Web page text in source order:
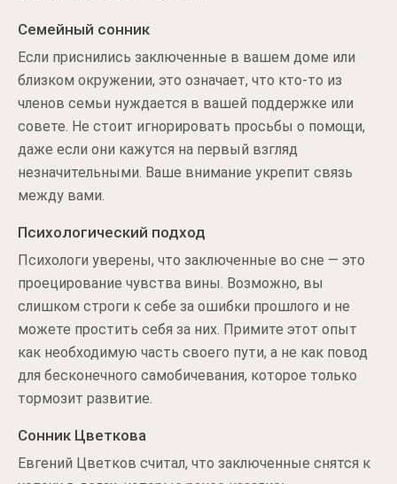
Семейный сонник
Если приснились заключенные в вашем доме или
близком окружении, это означает, что кто-то из
членов семьи нуждается в вашей поддержке или
совете. Не стоит игнорировать просьбы о помощи,
даже если они кажутся на первый взгляд
незначительными. Ваше внимание укрепит связь
между вами.
Психологический подход
Психологи уверены, что заключенные во сне — это
проецирование чувства вины. Возможно, вы
слишком строги к себе за ошибки прошлого и не
можете простить себя за них. Примите этот опыт
как необходимую часть своего пути, а не как повод
для бесконечного самобичевания, которое только
тормозит развитие.
Сонник Цветкова
Евгений Цветков считал, что заключенные снятся к